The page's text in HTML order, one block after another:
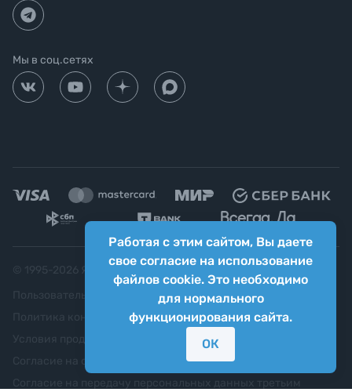
Работая с этим сайтом, Вы даете
свое согласие на использование
файлов cookie. Это необходимо
для нормального
функционирования сайта.
ОК
Мы в соц.сетях
Яркий фотомаркет ("Яркий Мир")
Пользовательское соглашение
Политика конфиденциальности
Согласие на обработку персональных данных
Согласие на передачу персональных данных третьим